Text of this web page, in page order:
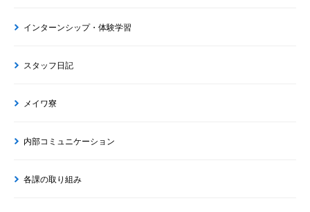
インターンシップ・体験学習
スタッフ日記
メイワ寮
内部コミュニケーション
各課の取り組み